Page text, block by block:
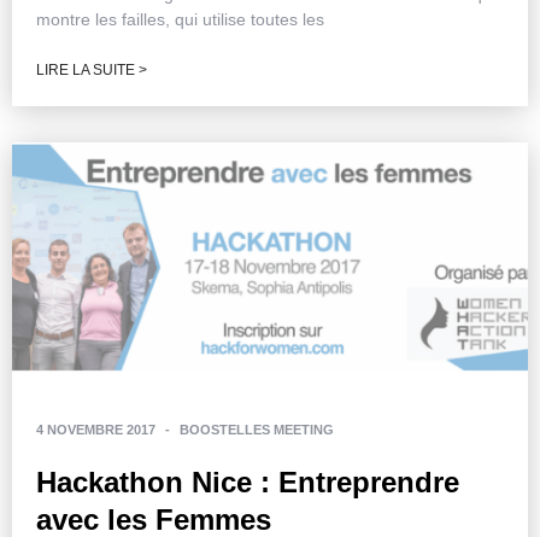
montre les failles, qui utilise toutes les
LIRE LA SUITE >
4 NOVEMBRE 2017 - BOOSTELLES MEETING
Hackathon Nice : Entreprendre
avec les Femmes